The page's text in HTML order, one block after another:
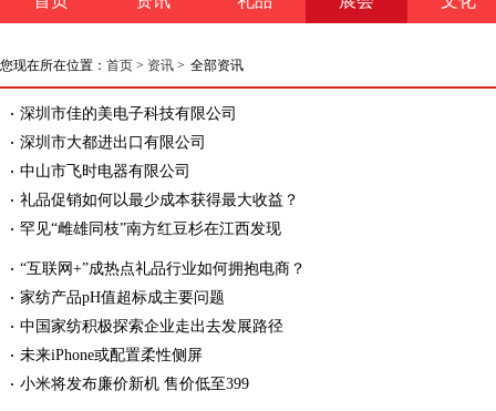
您现在所在位置： 首页 > 资讯 > 全部资讯
深圳市佳的美电子科技有限公司
深圳市大都进出口有限公司
中山市飞时电器有限公司
礼品促销如何以最少成本获得最大收益？
罕见“雌雄同枝”南方红豆杉在江西发现
“互联网+”成热点礼品行业如何拥抱电商？
家纺产品pH值超标成主要问题
中国家纺积极探索企业走出去发展路径
未来iPhone或配置柔性侧屏
小米将发布廉价新机 售价低至399